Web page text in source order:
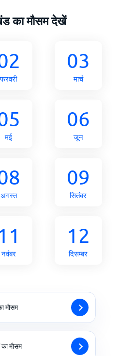
का मौसम देखें
फरवरी
03
मार्च
मई
06
जून
अगस्त
09
सितंबर
नवंबर
12
दिसम्बर
मौसम
मौसम